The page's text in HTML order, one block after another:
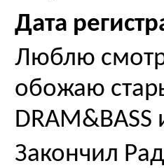
Дата
Люблю
обожаю
DRAM&BASS
Закончил